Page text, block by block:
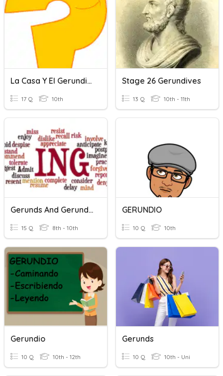
La Casa Y El Gerundio: Introducción
17 Q 10th
Stage 26 Gerundives
13 Q 10th - 11th
Gerunds And Gerund Phrases
15 Q 8th - 10th
GERUNDIO
10 Q 10th
Gerundio
10 Q 10th - 12th
Gerunds
10 Q 10th - Uni